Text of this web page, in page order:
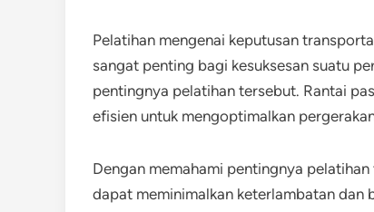
Pelatihan mengenai keputusan
sangat penting bagi kesuksesan suatu
pentingnya pelatihan tersebut. Rantai
efisien untuk mengoptimalkan
Dengan memahami pentingnya
dapat meminimalkan keterlambatan dan